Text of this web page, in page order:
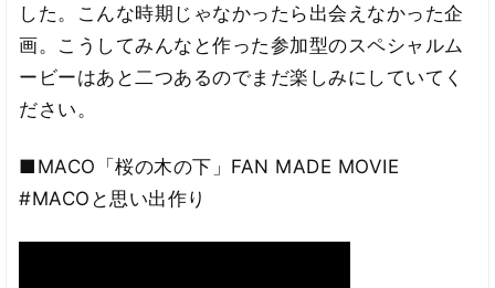
した。こんな時期じゃなかったら出会えなかった企
画。こうしてみんなと作った参加型のスペシャルム
ービーはあと二つあるのでまだ楽しみにしていてく
ださい。
■MACO「桜の木の下」FAN MADE MOVIE
#MACOと思い出作り